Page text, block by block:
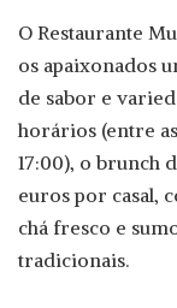
O Restaurante
os apaixonados
de sabor e
horários (entre as
17:00), o brunch
euros por casal,
chá fresco e
tradicionais.